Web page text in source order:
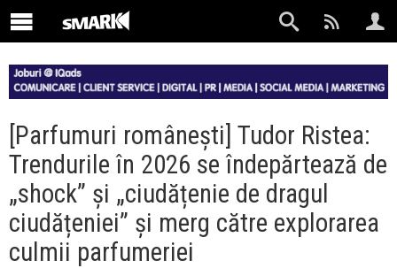
[Parfumuri românești] Tudor Ristea:
Trendurile în 2026 se îndepărtează de
„shock” și „ciudățenie de dragul
ciudățeniei” și merg către explorarea
culmii parfumeriei